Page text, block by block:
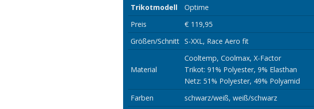
Trikotmodell
Optime
Preis
€ 119,95
Größen/Schnitt S-XXL, Race Aero fit
Material
Cooltemp, Coolmax, X-Factor
Trikot: 91% Polyester, 9% Elasthan
Netz: 51% Polyester, 49% Polyamid
Farben
schwarz/weiß, weiß/schwarz